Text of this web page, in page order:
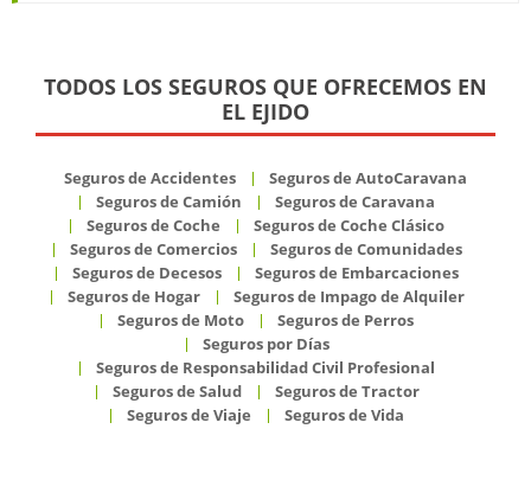
TODOS LOS SEGUROS QUE OFRECEMOS EN
EL EJIDO
Seguros de Accidentes
Seguros de AutoCaravana
Seguros de Camión
Seguros de Caravana
Seguros de Coche
Seguros de Coche Clásico
Seguros de Comercios
Seguros de Comunidades
Seguros de Decesos
Seguros de Embarcaciones
Seguros de Hogar
Seguros de Impago de Alquiler
Seguros de Moto
Seguros de Perros
Seguros por Días
Seguros de Responsabilidad Civil Profesional
Seguros de Salud
Seguros de Tractor
Seguros de Viaje
Seguros de Vida